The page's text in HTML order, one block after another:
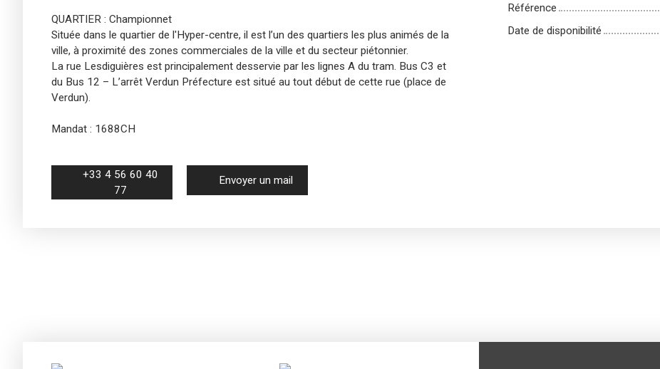
QUARTIER : Championnet
Située dans le quartier de l'Hyper-centre, il est l’un des quartiers les plus animés de la
ville, à proximité des zones commerciales de la ville et du secteur piétonnier.
La rue Lesdiguières est principalement desservie par les lignes A du tram. Bus C3 et
du Bus 12 – L’arrêt Verdun Préfecture est situé au tout début de cette rue (place de
Verdun).
Mandat : 1688CH
+33 4 56 60 40
77
Envoyer un mail
Référence
Date de disponibilité